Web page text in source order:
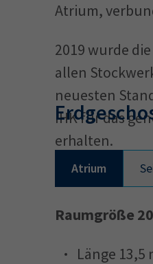
Atrium,
2019 wurde
allen
neuesten
IHK für das
erhalten.
Atrium
Raumgröße
Länge 13,5